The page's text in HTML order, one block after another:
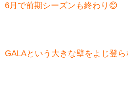
6月で前期シーズンも終わり😊
GALAという大きな壁をよじ登ら